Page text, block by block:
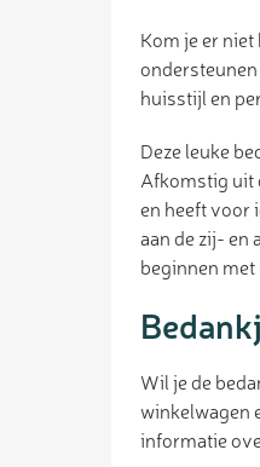
Kom je er
huisstijl en
Deze leuke
Afkomstig uit
en heeft voor
aan de zij- en
beginnen
Wil je de
winkelwagen
informatie